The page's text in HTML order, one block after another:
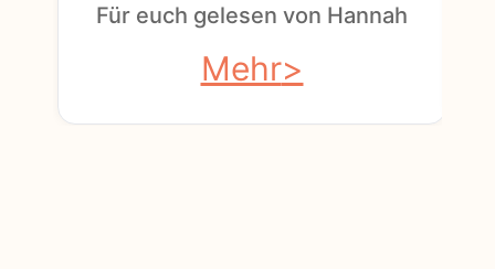
Für euch gelesen von Hannah
Mehr